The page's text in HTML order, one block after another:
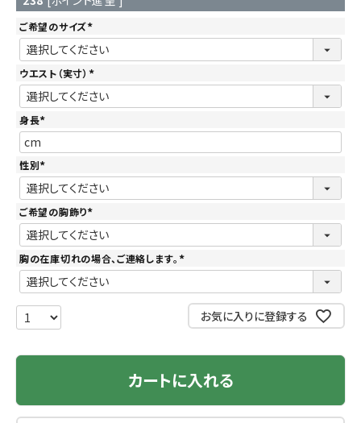
ご希望のサイズ
(
必
須
)
ウエスト（実寸）
(
必
須
)
身長
(
必
須
)
性別
(
必
須
)
ご希望の胸飾り
(
必
須
)
胸の在庫切れの場合、ご連絡します。
(
)
お気に入りに登録する
カートに入れる